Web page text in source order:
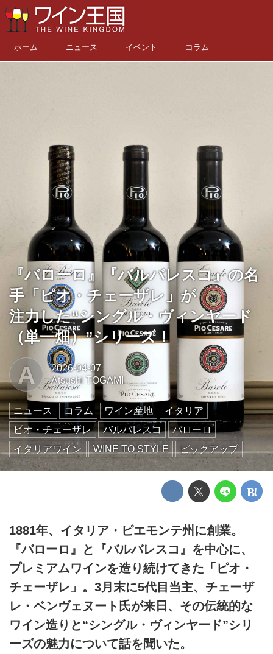
ホーム ニュース イベント コラム
『バローロ』『バルバレスコ』の名
手「ピオ・チェーザレ」が
注力した“シングル・ヴィンヤード
（単一畑）”シリーズ！
A
2026-04-07
Atsushi TOGAMI
ニュース コラム ワイン産地
イタリア
ピオ・チェーザレ
バルバレスコ
バローロ
イタリアワイン
WINE TO STYLE ピックアップ
1881年、イタリア・ピエモンテ州に創業。
『バローロ』と『バルバレスコ』を中心に、
プレミアムワインを造り続けてきた「ピオ・
チェーザレ」。3月末に5代目当主、チェーザ
レ・ベンヴェヌート氏が来日、その伝統的な
ワイン造りと“シングル・ヴィンヤード”シリ
ーズの魅力について話を聞いた。